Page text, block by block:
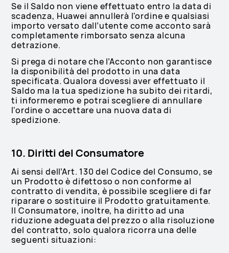
Se il Saldo non viene effettuato entro la data di
scadenza, Huawei annullerà l'ordine e qualsiasi
importo versato dall’utente come acconto sarà
completamente rimborsato senza alcuna
detrazione.
Si prega di notare che l’Acconto non garantisce
la disponibilità del prodotto in una data
specificata. Qualora dovessi aver effettuato il
Saldo ma la tua spedizione ha subito dei ritardi,
ti informeremo e potrai scegliere di annullare
l'ordine o accettare una nuova data di
spedizione.
10. Diritti del Consumatore
Ai sensi dell’Art. 130 del Codice del Consumo, se
un Prodotto è difettoso o non conforme al
contratto di vendita, è possibile scegliere di far
riparare o sostituire il Prodotto gratuitamente.
Il Consumatore, inoltre, ha diritto ad una
riduzione adeguata del prezzo o alla risoluzione
del contratto, solo qualora ricorra una delle
seguenti situazioni: